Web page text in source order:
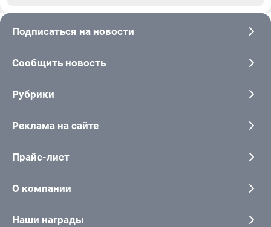
Подписаться на новости
Сообщить новость
Рубрики
Реклама на сайте
Прайс-лист
О компании
Наши награды